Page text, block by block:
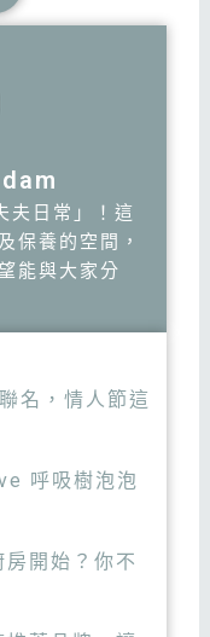
夫日常」！這
保養的空間，
能與大家分
名，情人節這
呼吸樹泡泡
開始？你不